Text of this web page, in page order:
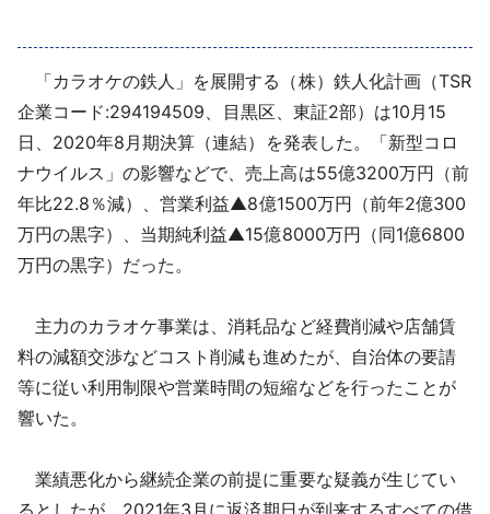
導入事例
採用情報
よくあるご質問
English
「カラオケの鉄人」を展開する（株）鉄人化計画（TSR
企業コード:294194509、目黒区、東証2部）は10月15
日、2020年8月期決算（連結）を発表した。「新型コロ
ナウイルス」の影響などで、売上高は55億3200万円（前
年比22.8％減）、営業利益▲8億1500万円（前年2億300
万円の黒字）、当期純利益▲15億8000万円（同1億6800
万円の黒字）だった。
主力のカラオケ事業は、消耗品など経費削減や店舗賃
料の減額交渉などコスト削減も進めたが、自治体の要請
等に従い利用制限や営業時間の短縮などを行ったことが
響いた。
業績悪化から継続企業の前提に重要な疑義が生じてい